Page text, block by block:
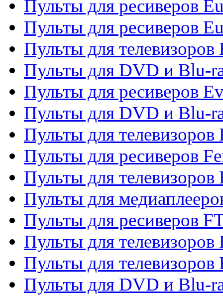
Пульты для ресиверов
Пульты для ресиверов
Пульты для телевизоров
Пульты для DVD и Blu-
Пульты для ресиверов
Пульты для DVD и Blu-
Пульты для телевизоров
Пульты для ресиверов
Пульты для
Пульты для
Пульты для ресиверов
Пульты для телевизоров
Пульты для телевизоров
Пульты для DVD и Blu-